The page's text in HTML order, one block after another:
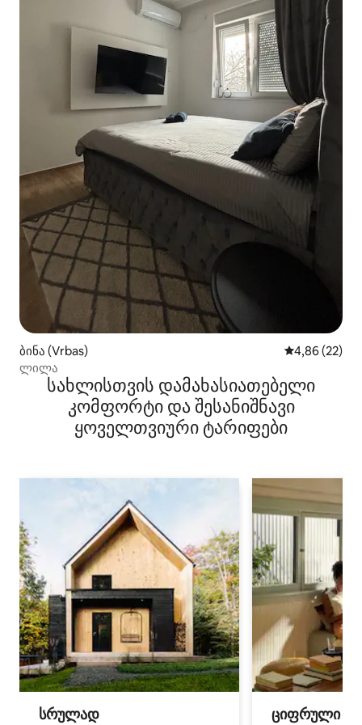
ბინა (Vrbas) საშუალო
4,86 (22)
ლილა
სახლისთვის დამახასიათებელი
კომფორტი და შესანიშნავი
ყოველთვიური ტარიფები
სრულად
ციფრული